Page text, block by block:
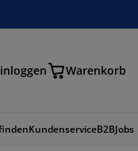
Warenkorb
KundenserviceB2BJobs